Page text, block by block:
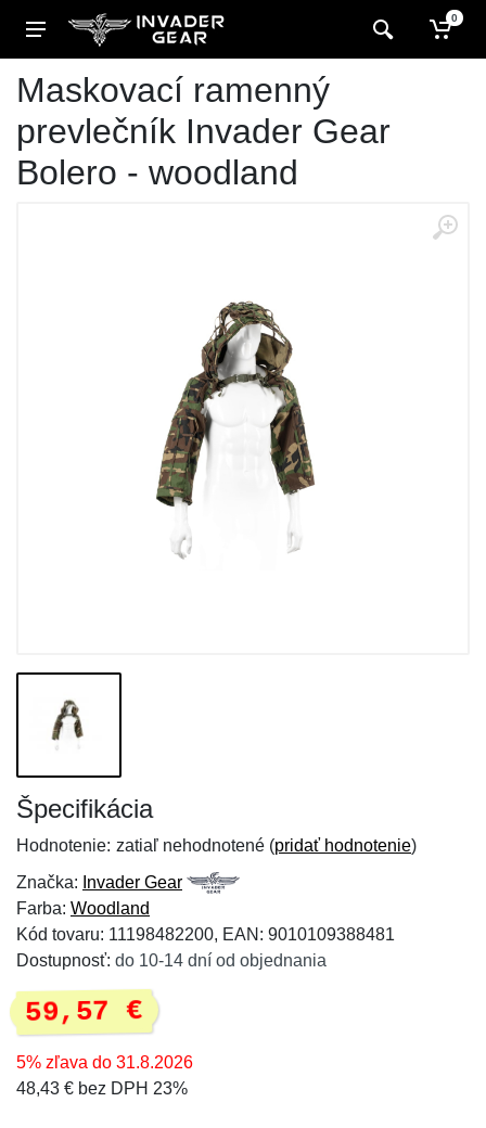
0
Maskovací ramenný
prevlečník Invader Gear
Bolero - woodland
Špecifikácia
Hodnotenie: zatiaľ nehodnotené (pridať hodnotenie)
Značka: Invader Gear
Farba: Woodland
Kód tovaru: 11198482200, EAN: 9010109388481
Dostupnosť: do 10-14 dní od objednania
59,57 €
5% zľava do 31.8.2026
48,43 € bez DPH 23%